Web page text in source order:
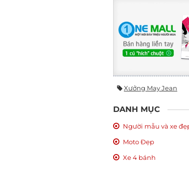
Xưởng May Jean
DANH MỤC
Người mẫu và xe
Moto Đẹp
Xe 4 bánh